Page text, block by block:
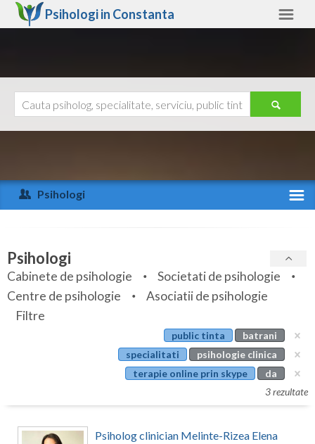
Psihologi in Constanta
Arad
Arges
Bihor
Bistrita-Nasaud
Botosani
Bucuresti
Buzau
Ajutor
Psihologi
Specialitati
Servicii
Articole
Psihologi
Cabinete de psihologie
Societati de psihologie
Centre de psihologie
Asociatii de psihologie
Filtre
public tinta
batrani
specialitati
psihologie clinica
terapie online prin skype
da
3 rezultate
Psiholog clinician Melinte-Rizea Elena